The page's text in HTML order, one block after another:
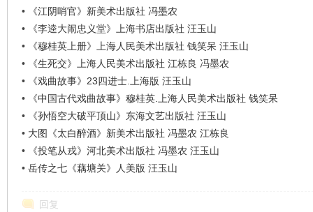
•
《江阴哨官》新美术出版社 冯墨农
•
《李逵大闹忠义堂》上海书店出版社 汪玉山
•
《穆桂英上册》上海人民美术出版社 钱笑呆 汪玉山
•
《生死交》上海人民美术出版社 江栋良 冯墨农
•
《戏曲故事》23四进士.上海版 汪玉山
•
《中国古代戏曲故事》穆桂英.上海人民美术出版社 钱笑呆
•
《孙悟空大破平顶山》东海文艺出版社 汪玉山
• 大图《太白醉酒》新美术出版社 冯墨农 江栋良
•
《投笔从戎》河北美术出版社 冯墨农 汪玉山
• 岳传之七《藕塘关》人美版 汪玉山
回复